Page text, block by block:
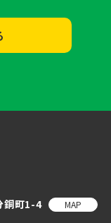
銅町1-4 MAP